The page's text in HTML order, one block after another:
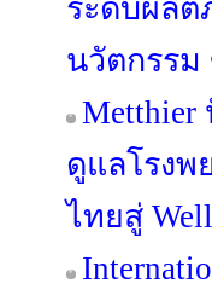
ระดับผลิ
นวัตกรรม
ดูแลโรงพ
ไทยสู่